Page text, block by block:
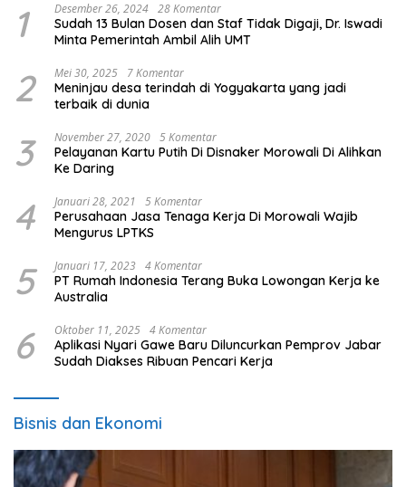
1 Desember 26, 2024 28 Komentar
Sudah 13 Bulan Dosen dan Staf Tidak Digaji, Dr. Iswadi
Minta Pemerintah Ambil Alih UMT
2 Mei 30, 2025 7 Komentar
Meninjau desa terindah di Yogyakarta yang jadi
terbaik di dunia
3 November 27, 2020 5 Komentar
Pelayanan Kartu Putih Di Disnaker Morowali Di Alihkan
Ke Daring
4 Januari 28, 2021 5 Komentar
Perusahaan Jasa Tenaga Kerja Di Morowali Wajib
Mengurus LPTKS
5 Januari 17, 2023 4 Komentar
PT Rumah Indonesia Terang Buka Lowongan Kerja ke
Australia
6 Oktober 11, 2025 4 Komentar
Aplikasi Nyari Gawe Baru Diluncurkan Pemprov Jabar
Sudah Diakses Ribuan Pencari Kerja
Bisnis dan Ekonomi